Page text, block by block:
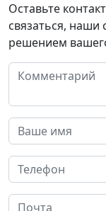
Оставьте
связаться, наши
решением